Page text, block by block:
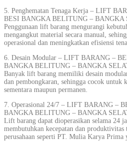
5. Penghematan Tenaga Kerja – LIFT
BESI BANGKA BELITUNG – BANGKA
Penggunaan lift barang mengurangi
mengangkut material secara manual,
operasional dan meningkatkan efisiensi
6. Desain Modular – LIFT BARANG –
BANGKA BELITUNG – BANGKA
Banyak lift barang memiliki desain
dan pembongkaran, sehingga cocok untuk
sementara maupun permanen.
7. Operasional 24/7 – LIFT BARANG –
BANGKA BELITUNG – BANGKA
Lift barang dapat dioperasikan selama 24
membutuhkan kecepatan dan
perusahaan seperti PT. Mulia Karya Prima